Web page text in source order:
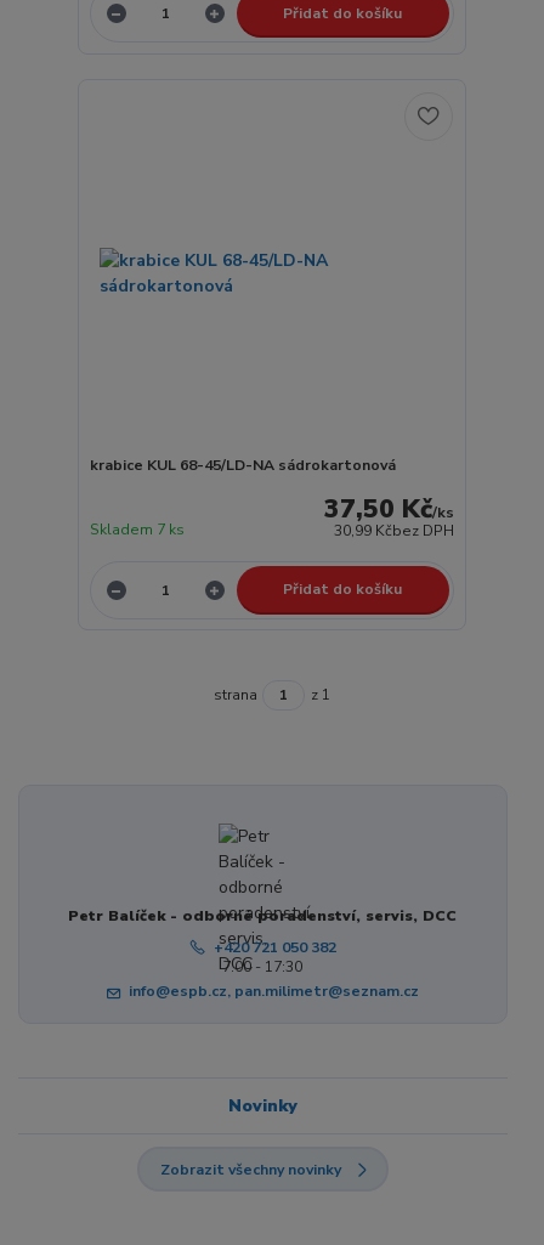
Přidat do košíku
krabice KUL 68-45/LD-NA sádrokartonová
37,50 Kč/ks
30,99 Kčbez DPH
Skladem 7 ks
Přidat do košíku
strana z 1
Petr Balíček - odborné poradenství, servis, DCC
+420 721 050 382
7:00 - 17:30
info@espb.cz, pan.milimetr@seznam.cz
Novinky
Zobrazit všechny novinky